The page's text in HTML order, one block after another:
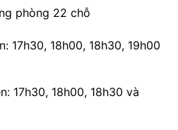
phòng 22 chỗ
17h30, 18h00, 18h30, 19h00
17h30, 18h00, 18h30 và